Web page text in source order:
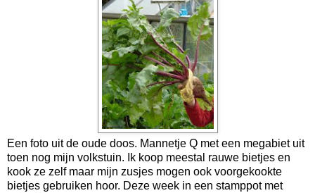
Een foto uit de oude doos. Mannetje Q met een megabiet uit
toen nog mijn volkstuin. Ik koop meestal rauwe bietjes en
kook ze zelf maar mijn zusjes mogen ook voorgekookte
bietjes gebruiken hoor. Deze week in een stamppot met